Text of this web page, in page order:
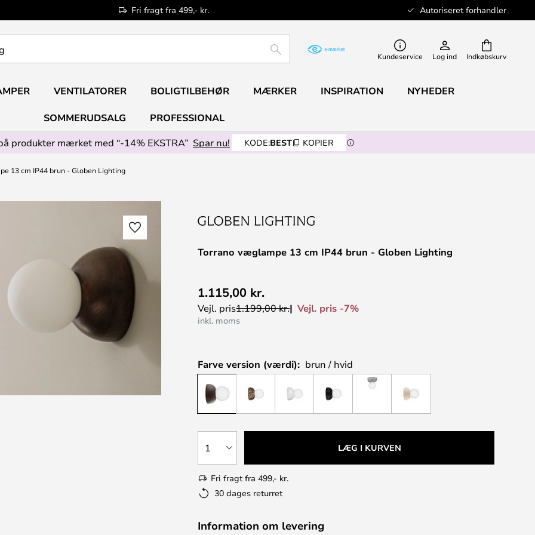
Fri fragt fra 499,- kr. Autoriseret forhandler
Indkøbskurv
SØG Kundeservice Log ind
VENTILATORER BOLIGTILBEHØR MÆRKER INSPIRATION NYHEDER
SOMMERUDSALG
PROFESSIONAL
produkter mærket med “-14% EKSTRA” Spar nu! KODE:BEST KOPIER
13 cm IP44 brun - Globen Lighting
Torrano væglampe 13 cm IP44 brun - Globen Lighting
1.115,00 kr.
Vejl. pris1.199,00 kr. Vejl. pris -7%
inkl. moms
Farve version (værdi): brun / hvid
1 LÆG I KURVEN
Fri fragt fra 499,- kr.
30 dages returret
Information om levering